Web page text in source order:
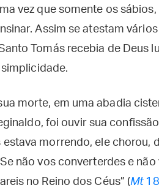
vez que somente os
Assim se atestam
Tomás recebia de Deus
morte, em uma abadia
foi ouvir sua
estava morrendo, ele chorou,
não vos converterdes e
no Reino dos Céus” (Mt